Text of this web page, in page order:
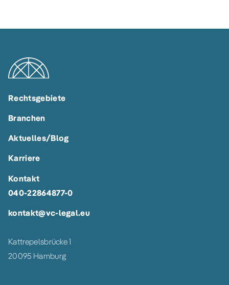
Rechtsgebiete
Branchen
Aktuelles/Blog
Karriere
Kontakt
040-22864877-0
kontakt@vc-legal.eu
Kattrepelsbrücke 1
20095 Hamburg